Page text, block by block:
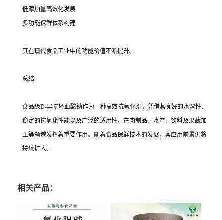
低添加量高效化发展
多功能保鲜体系构建
其在现代食品工业中的功能价值不断提升。
总结
食品级D-异抗坏血酸钠作为一种高效抗氧化剂，凭借其良好的水溶性、
稳定的抗氧化性能以及广泛的适用性，在肉制品、水产、饮料及果蔬加
工等领域发挥着重要作用。随着食品保鲜技术的发展，其应用前景仍将
持续扩大。
相关产品：